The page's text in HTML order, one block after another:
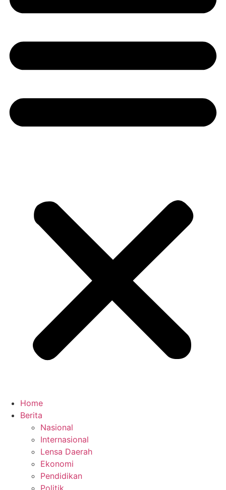
Home
Berita
Nasional
Internasional
Lensa Daerah
Ekonomi
Pendidikan
Politik